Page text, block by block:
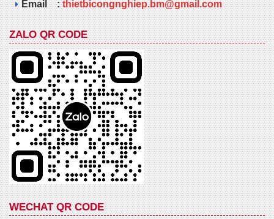
Email :thietbicongnghiep.bm@gmail.com
ZALO QR CODE
WECHAT QR CODE